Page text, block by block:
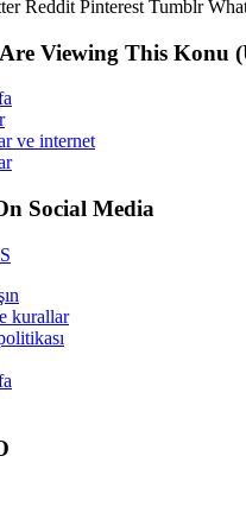
Reddit Pinterest Tumblr
Viewing This Konu
ve internet
Social Media
kurallar